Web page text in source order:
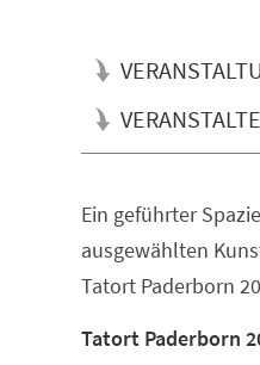
Ein geführter
ausgewählten
Tatort Paderborn
Tatort Paderborn